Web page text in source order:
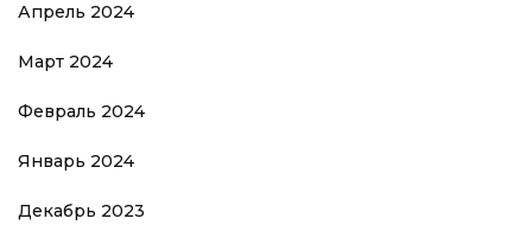
Апрель 2024
Март 2024
Февраль 2024
Январь 2024
Декабрь 2023